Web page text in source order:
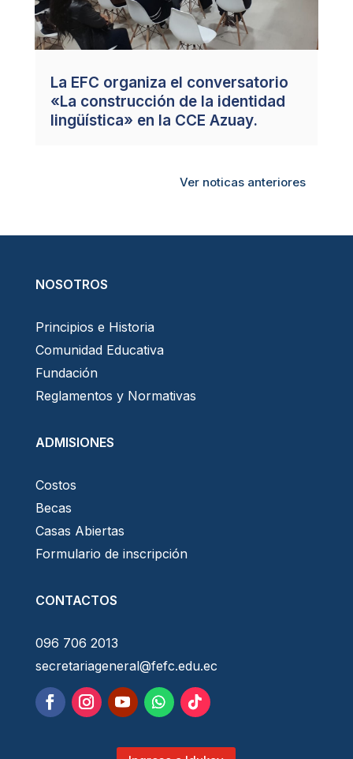
La EFC organiza el conversatorio
«La construcción de la identidad
lingüística» en la CCE Azuay.
Ver noticas anteriores
NOSOTROS
Principios e Historia
Comunidad Educativa
Fundación
Reglamentos y Normativas
ADMISIONES
Costos
Becas
Casas Abiertas
Formulario de inscripción
CONTACTOS
096 706 2013
secretariageneral@fefc.edu.ec